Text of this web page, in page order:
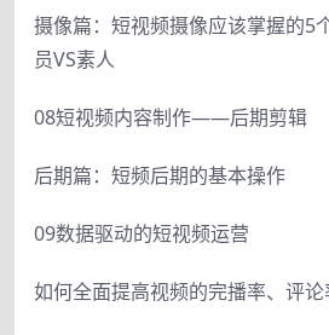
摄像篇：短视频摄像应该掌握的5
员VS素人
08短视频内容制作——后期剪辑
后期篇：短频后期的基本操作
09数据驱动的短视频运营
如何全面提高视频的完播率、评